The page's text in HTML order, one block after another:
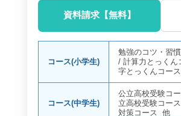
資料請求【無料】
コース(小学生)
勉強のコツ・習
/計算力とっくん
字とっくんコース
コース(中学生)
公立高校受験コ
立高校受験コース
対策コース 他